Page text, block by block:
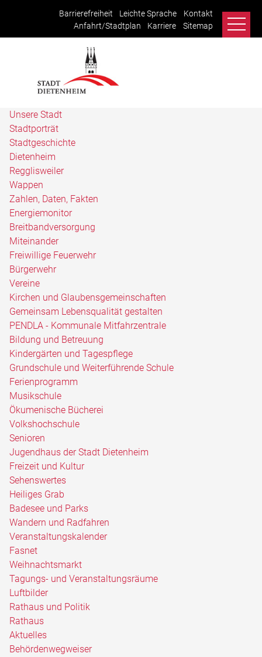
Barrierefreiheit Leichte Sprache
Kontakt
Anfahrt/Stadtplan
Karriere Sitemap
Unsere Stadt
Stadtporträt
Stadtgeschichte
Dietenheim
Regglisweiler
Wappen
Zahlen, Daten, Fakten
Energiemonitor
Breitbandversorgung
Miteinander
Freiwillige Feuerwehr
Bürgerwehr
Vereine
Kirchen und Glaubensgemeinschaften
Gemeinsam Lebensqualität gestalten
PENDLA - Kommunale Mitfahrzentrale
Bildung und Betreuung
Kindergärten und Tagespflege
Grundschule und Weiterführende Schule
Ferienprogramm
Musikschule
Ökumenische Bücherei
Volkshochschule
Senioren
Jugendhaus der Stadt Dietenheim
Freizeit und Kultur
Sehenswertes
Heiliges Grab
Badesee und Parks
Wandern und Radfahren
Veranstaltungskalender
Fasnet
Weihnachtsmarkt
Tagungs- und Veranstaltungsräume
Luftbilder
Rathaus und Politik
Rathaus
Aktuelles
Behördenwegweiser